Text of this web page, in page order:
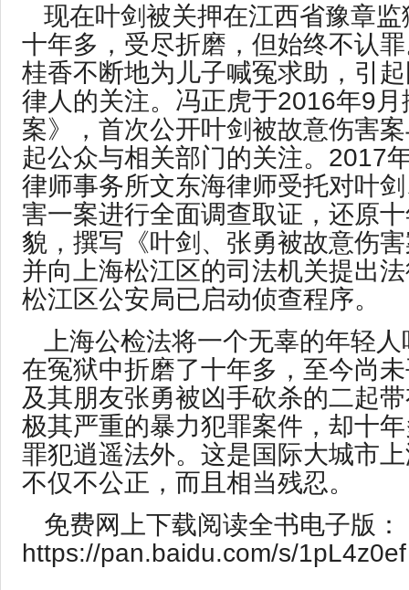
现在叶剑被关押在江西省豫章
十年多，受尽折磨，但始终不认
桂香不断地为儿子喊冤求助，引
律人的关注。冯正虎于2016年9
案》，首次公开叶剑被故意伤害
起公众与相关部门的关注。2017
律师事务所文东海律师受托对叶
害一案进行全面调查取证，还原
貌，撰写《叶剑、张勇被故意伤
并向上海松江区的司法机关提出
松江区公安局已启动侦查程序。
上海公检法将一个无辜的年轻
在冤狱中折磨了十年多，至今尚
及其朋友张勇被凶手砍杀的二起
极其严重的暴力犯罪案件，却十
罪犯逍遥法外。这是国际大城市
不仅不公正，而且相当残忍。
免费网上下载阅读全书电子版：
https://pan.baidu.com/s/1pL4z0ef